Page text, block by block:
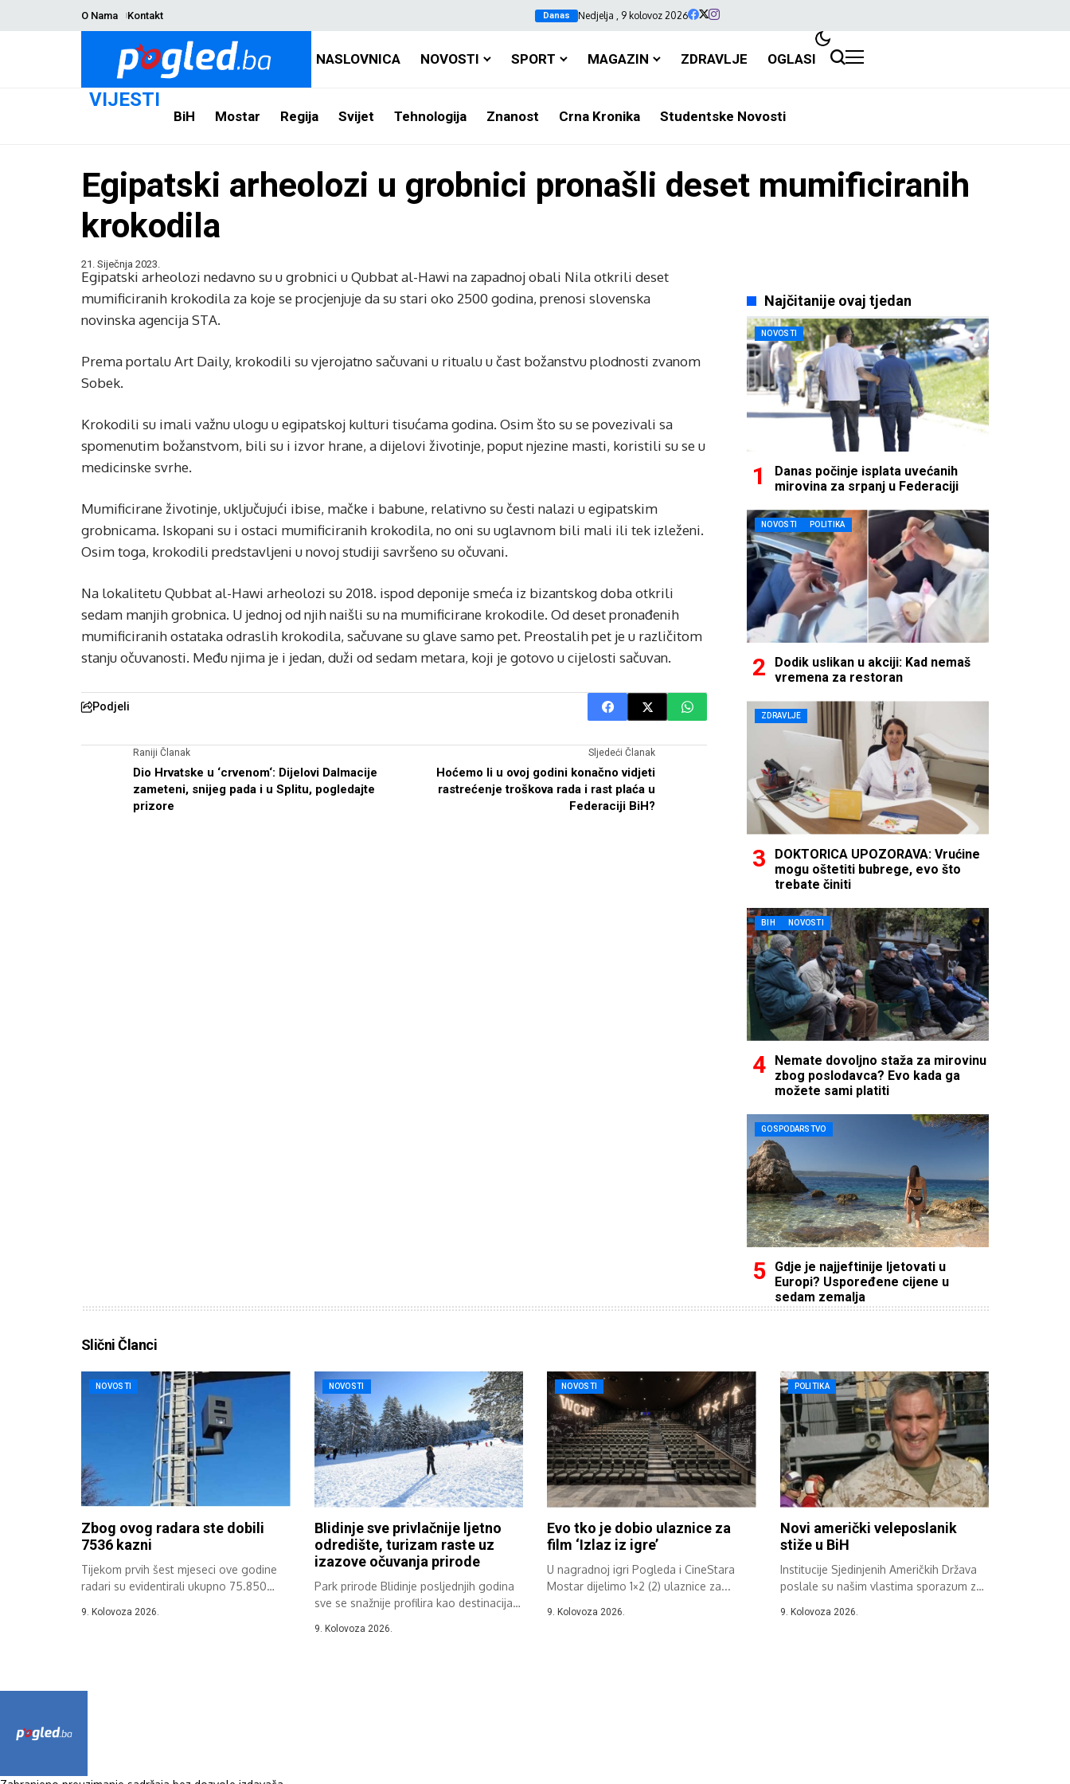
O Nama Kontakt Danas Nedjelja , 9 kolovoz 2026
NASLOVNICA NOVOSTI SPORT MAGAZIN ZDRAVLJE OGLASI
VIJESTI
BiH Mostar Regija Svijet Tehnologija Znanost Crna Kronika Studentske Novosti
Egipatski arheolozi u grobnici pronašli deset mumificiranih
krokodila
21. Siječnja 2023.
Egipatski arheolozi nedavno su u grobnici u Qubbat al-Hawi na zapadnoj obali Nila otkrili deset
mumificiranih krokodila za koje se procjenjuje da su stari oko 2500 godina, prenosi slovenska
novinska agencija STA.
Prema portalu Art Daily, krokodili su vjerojatno sačuvani u ritualu u čast božanstvu plodnosti zvanom
Sobek.
Krokodili su imali važnu ulogu u egipatskoj kulturi tisućama godina. Osim što su se povezivali sa
spomenutim božanstvom, bili su i izvor hrane, a dijelovi životinje, poput njezine masti, koristili su se u
medicinske svrhe.
Mumificirane životinje, uključujući ibise, mačke i babune, relativno su česti nalazi u egipatskim
grobnicama. Iskopani su i ostaci mumificiranih krokodila, no oni su uglavnom bili mali ili tek izleženi.
Osim toga, krokodili predstavljeni u novoj studiji savršeno su očuvani.
Na lokalitetu Qubbat al-Hawi arheolozi su 2018. ispod deponije smeća iz bizantskog doba otkrili
sedam manjih grobnica. U jednoj od njih naišli su na mumificirane krokodile. Od deset pronađenih
mumificiranih ostataka odraslih krokodila, sačuvane su glave samo pet. Preostalih pet je u različitom
stanju očuvanosti. Među njima je i jedan, duži od sedam metara, koji je gotovo u cijelosti sačuvan.
Podjeli
Raniji Članak
Dio Hrvatske u ‘crvenom‘: Dijelovi Dalmacije
zameteni, snijeg pada i u Splitu, pogledajte
prizore
Sljedeći Članak
Hoćemo li u ovoj godini konačno vidjeti
rastrećenje troškova rada i rast plaća u
Federaciji BiH?
Najčitanije ovaj tjedan
NOVOSTI
Danas počinje isplata uvećanih
mirovina za srpanj u Federaciji
NOVOSTI POLITIKA
Dodik uslikan u akciji: Kad nemaš
vremena za restoran
ZDRAVLJE
DOKTORICA UPOZORAVA: Vrućine
mogu oštetiti bubrege, evo što
trebate činiti
BIH NOVOSTI
Nemate dovoljno staža za mirovinu
zbog poslodavca? Evo kada ga
možete sami platiti
GOSPODARSTVO
Gdje je najjeftinije ljetovati u
Europi? Uspoređene cijene u
sedam zemalja
Slični Članci
NOVOSTI
Zbog ovog radara ste dobili
7536 kazni
Tijekom prvih šest mjeseci ove godine
radari su evidentirali ukupno 75.850
9. Kolovoza 2026.
NOVOSTI
Blidinje sve privlačnije ljetno
odredište, turizam raste uz
izazove očuvanja prirode
Park prirode Blidinje posljednjih godina
sve se snažnije profilira kao destinacija
9. Kolovoza 2026.
NOVOSTI
Evo tko je dobio ulaznice za
film ‘Izlaz iz igre’
U nagradnoj igri Pogleda i CineStara
Mostar dijelimo 1×2 (2) ulaznice za...
9. Kolovoza 2026.
POLITIKA
Novi američki veleposlanik
stiže u BiH
Institucije Sjedinjenih Američkih Država
poslale su našim vlastima sporazum za
9. Kolovoza 2026.